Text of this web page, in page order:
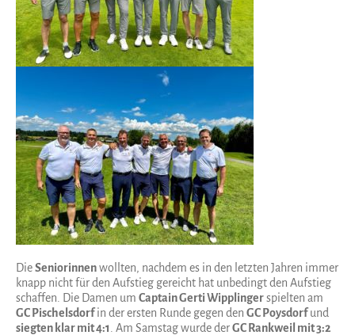
DieSeniorinnenwollten, nachdem es in den letzten Jahren immer
knapp nicht für den Aufstieg gereicht hat unbedingt den Aufstieg
schaffen. Die Damen um Captain Gerti Wipplingerspielten am
GC Pischelsdorfin der ersten Runde gegen den GC Poysdorfund
siegten klar mit 4:1 . Am Samstag wurde derGC Rankweil mit 3:2